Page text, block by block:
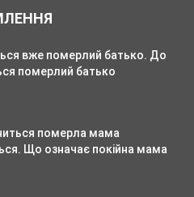
вже померлий батько. До
померлий батько
померла мама
Що означає покійна мама